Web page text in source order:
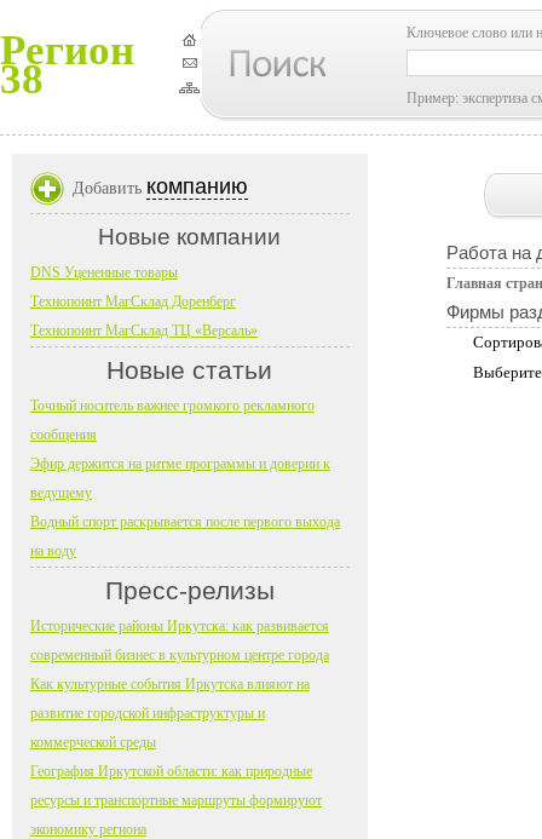
Регион
38
Ключевое слово или
Пример: экспертиза
Работа на
Главная
Фирмы
Добавить компанию
Новые компании
DNS Уцененные товары
Технопоинт МагСклад Доренберг
Технопоинт МагСклад ТЦ «Версаль»
Новые статьи
Точный носитель важнее громкого рекламного
сообщения
Эфир держится на ритме программы и доверии к
ведущему
Водный спорт раскрывается после первого выхода
на воду
Пресс-релизы
Исторические районы Иркутска: как развивается
современный бизнес в культурном центре города
Как культурные события Иркутска влияют на
развитие городской инфраструктуры и
коммерческой среды
География Иркутской области: как природные
ресурсы и транспортные маршруты формируют
экономику региона